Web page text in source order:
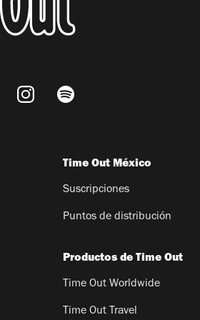
Time Out México
Suscripciones
Puntos de distribución
Productos de Time Out
Time Out Worldwide
Time Out Travel